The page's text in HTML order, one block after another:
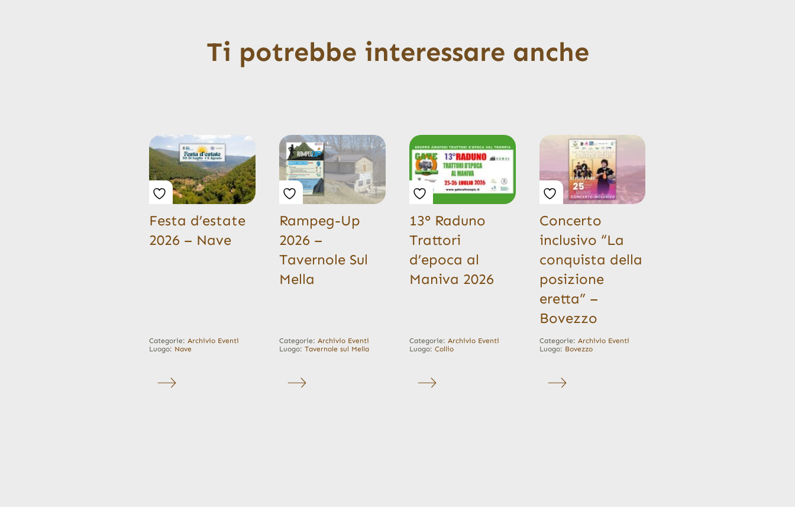
Ti potrebbe interessare anche
Festa d’estate
2026 – Nave
Categorie:Archivio Eventi
Luogo: Nave
Rampeg-Up
2026 –
Tavernole Sul
Mella
Categorie:Archivio Eventi
Luogo:Tavernole sul Mella
13° Raduno
Trattori
d’epoca al
Maniva 2026
Categorie: Archivio Eventi
Luogo: Collio
Concerto
inclusivo “La
conquista della
posizione
eretta” –
Bovezzo
Categorie: Archivio Eventi
Luogo: Bovezzo